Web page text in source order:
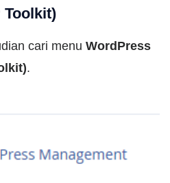
Toolkit)
cari menu WordPress
.